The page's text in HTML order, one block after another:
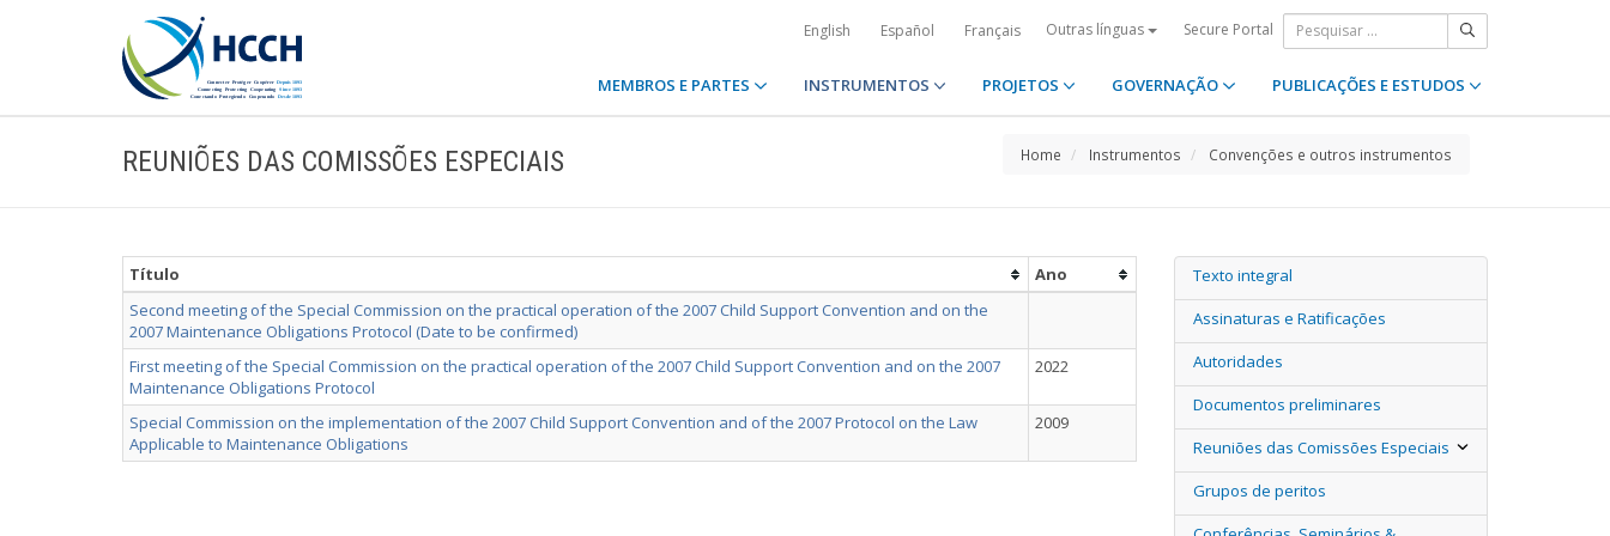
English Español Français Outras línguas Secure Portal
MEMBROS E PARTES INSTRUMENTOS PROJETOS GOVERNAÇÃO PUBLICAÇÕES E ESTUDOS
REUNIÕES DAS COMISSÕES ESPECIAIS Home Instrumentos Convenções e outros instrumentos
Título
Ano
Second meeting of the Special Commission on the practical operation of the 2007 Child Support Convention and on the
2007 Maintenance Obligations Protocol (Date to be confirmed)
First meeting of the Special Commission on the practical operation of the 2007 Child Support Convention and on the 2007
Maintenance Obligations Protocol
2022
Special Commission on the implementation of the 2007 Child Support Convention and of the 2007 Protocol on the Law
Applicable to Maintenance Obligations
2009
Texto integral
Assinaturas e Ratificações
Autoridades
Documentos preliminares
Reuniões das Comissões Especiais
Grupos de peritos